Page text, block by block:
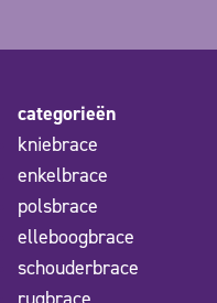
categorieën
kniebrace
enkelbrace
polsbrace
elleboogbrace
schouderbrace